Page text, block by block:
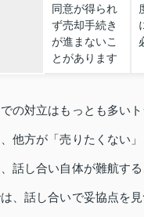
同意が得られ
ず売却手続き
が進まないこ
とがあります
の対立はもっとも多い
他方が「売りたくない
話し合い自体が難航する
、話し合いで妥協点を